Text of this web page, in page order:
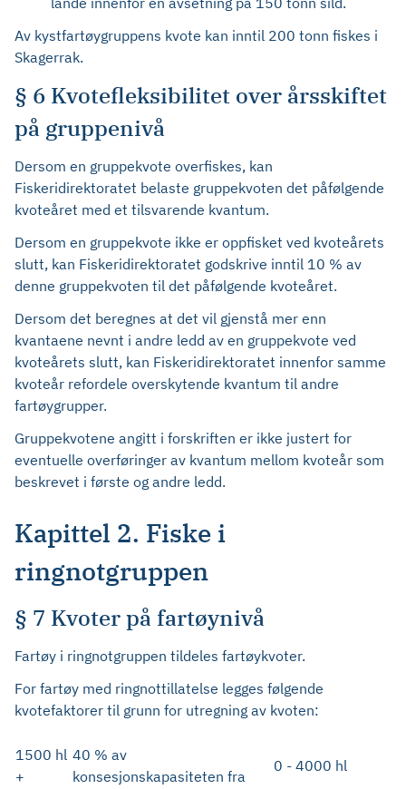
Av kystfartøygruppens kvote kan inntil 200 tonn fiskes i
Skagerrak.
§ 6 Kvotefleksibilitet over årsskiftet
på gruppenivå
Dersom en gruppekvote overfiskes, kan
Fiskeridirektoratet belaste gruppekvoten det påfølgende
kvoteåret med et tilsvarende kvantum.
Dersom en gruppekvote ikke er oppfisket ved kvoteårets
slutt, kan Fiskeridirektoratet godskrive inntil 10 % av
denne gruppekvoten til det påfølgende kvoteåret.
Dersom det beregnes at det vil gjenstå mer enn
kvantaene nevnt i andre ledd av en gruppekvote ved
kvoteårets slutt, kan Fiskeridirektoratet innenfor samme
kvoteår refordele overskytende kvantum til andre
fartøygrupper.
Gruppekvotene angitt i forskriften er ikke justert for
eventuelle overføringer av kvantum mellom kvoteår som
beskrevet i første og andre ledd.
Kapittel 2. Fiske i
ringnotgruppen
§ 7 Kvoter på fartøynivå
Fartøy i ringnotgruppen tildeles fartøykvoter.
For fartøy med ringnottillatelse legges følgende
kvotefaktorer til grunn for utregning av kvoten:
1500 hl
+
40 % av
konsesjonskapasiteten fra
0 - 4000 hl